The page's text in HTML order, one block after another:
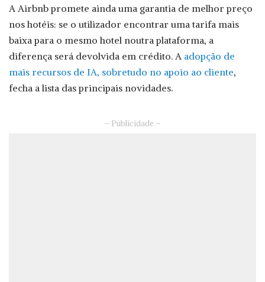
A Airbnb promete ainda uma garantia de melhor preço
nos hotéis: se o utilizador encontrar uma tarifa mais
baixa para o mesmo hotel noutra plataforma, a
diferença será devolvida em crédito. A adopção de
mais recursos de IA, sobretudo no apoio ao cliente,
fecha a lista das principais novidades.
– Publicidade –